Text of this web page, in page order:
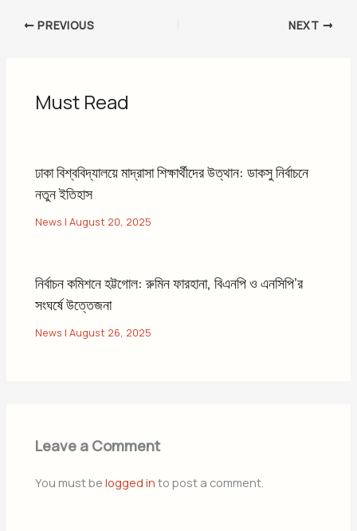
PREVIOUS NEXT
Must Read
ঢাকা বিশ্ববিদ্যালয়ে মাদ্রাসা শিক্ষার্থীদের উত্থান: ডাকসু নির্বাচনে
নতুন ইতিহাস
News |August 20, 2025
নির্বাচন কমিশনে হট্টগোল: রুমিন ফারহানা, বিএনপি ও এনসিপি’র
সংঘর্ষে উত্তেজনা
News |August 26, 2025
Leave a Comment
You must belogged in to post a comment.